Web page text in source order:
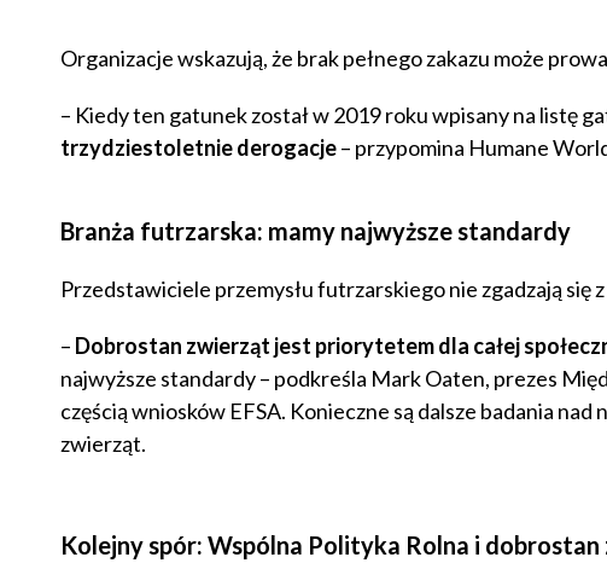
Organizacje wskazują, że brak pełnego zakazu może
– Kiedy ten gatunek został w 2019 roku wpisany na listę
trzydziestoletnie derogacje– przypomina Humane
Branża futrzarska: mamy najwyższe standardy
Przedstawiciele przemysłu futrzarskiego nie zgadzają się
– Dobrostan zwierząt jest priorytetem dla całej
najwyższe standardy – podkreśla Mark Oaten, prezes
częścią wniosków EFSA. Konieczne są dalsze badania
zwierząt.
Kolejny spór: Wspólna Polityka Rolna i